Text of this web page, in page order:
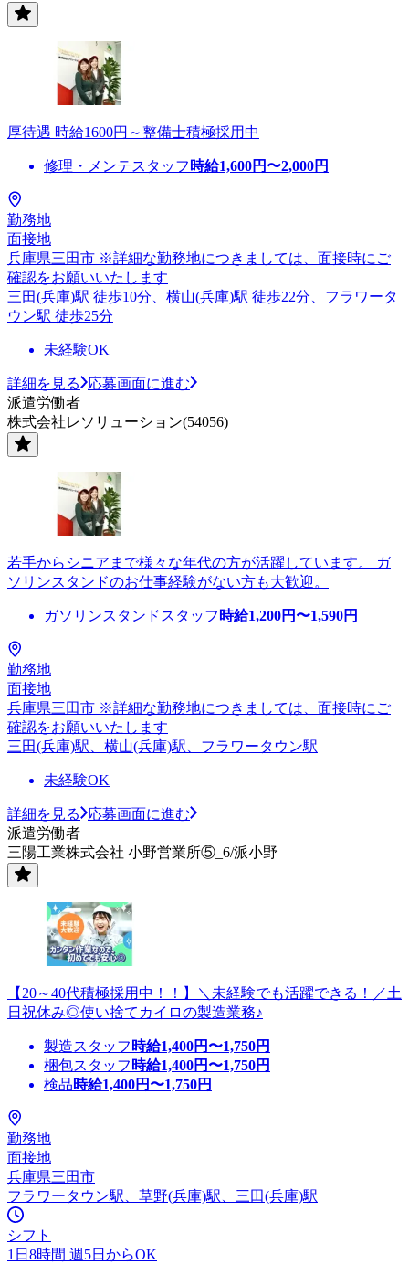
厚待遇 時給1600円～整備士積極採用中
修理・メンテスタッフ 時給1,600円〜2,000円
勤務地
面接地
兵庫県三田市 ※詳細な勤務地につきましては、面接時にご
確認をお願いいたします
三田(兵庫)駅 徒歩10分、横山(兵庫)駅 徒歩22分、フラワータ
ウン駅 徒歩25分
未経験OK
詳細を見る
応募画面に進む
派遣労働者
株式会社レソリューション(54056)
若手からシニアまで様々な年代の方が活躍しています。 ガ
ソリンスタンドのお仕事経験がない方も大歓迎。
ガソリンスタンドスタッフ 時給1,200円〜1,590円
勤務地
面接地
兵庫県三田市 ※詳細な勤務地につきましては、面接時にご
確認をお願いいたします
三田(兵庫)駅、横山(兵庫)駅、フラワータウン駅
未経験OK
詳細を見る
応募画面に進む
派遣労働者
三陽工業株式会社 小野営業所⑤_6/派小野
【20～40代積極採用中！！】＼未経験でも活躍できる！／土
日祝休み◎使い捨てカイロの製造業務♪
製造スタッフ 時給1,400円〜1,750円
梱包スタッフ 時給1,400円〜1,750円
検品時給1,400円〜1,750円
勤務地
面接地
兵庫県三田市
フラワータウン駅、草野(兵庫)駅、三田(兵庫)駅
シフト
1日8時間 週5日からOK